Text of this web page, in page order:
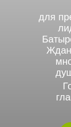
для